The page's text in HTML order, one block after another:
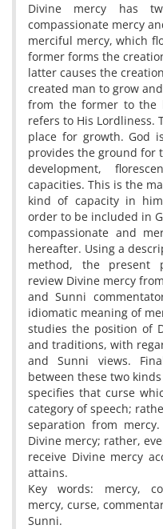
Divine mercy has
compassionate mercy
merciful mercy, which
former forms the
latter causes the
created man to grow
from the former to the
refers to His Lordliness.
place for growth. God
provides the ground for
development,
capacities. This is the
kind of capacity in
order to be included in
compassionate and
hereafter. Using a
method, the present
review Divine mercy
and Sunni
idiomatic meaning of
studies the position of
and traditions, with
and Sunni views.
between these two
specifies that curse
category of speech;
separation from
Divine mercy; rather,
receive Divine mercy
attains.
Key words: mercy,
mercy, curse,
Sunni.